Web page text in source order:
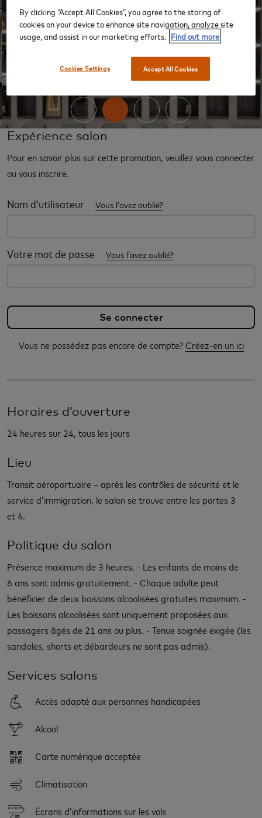
Expérience salon
Pour en savoir plus sur cette promotion, veuillez vous connecter
ou vous inscrire.
Nom d’utilisateur Vous l’avez oublié?
Votre mot de passe Vous l’avez oublié?
Vous ne possédez pas encore de compte? Créez-en un ici
Horaires d’ouverture
24 heures sur 24, tous les jours
Lieu
Transit aéroportuaire – après les contrôles de sécurité et le
service d’immigration, le salon se trouve entre les portes 3
et 4.
Politique du salon
Présence maximum de 3 heures. - Les enfants de moins de
6 ans sont admis gratuitement. - Chaque adulte peut
bénéficier de deux boissons alcoolisées gratuites maximum. -
Les boissons alcoolisées sont uniquement proposées aux
passagers âgés de 21 ans ou plus. - Tenue soignée exigée (les
sandales, shorts et débardeurs ne sont pas admis).
Services salons
Accès adapté aux personnes handicapées
Alcool
Carte numérique acceptée
Climatisation
Écrans d’informations sur les vols
By clicking “Accept All Cookies”, you agree to the storing of
cookies on your device to enhance site navigation, analyze site
usage, and assist in our marketing efforts. Find out more
Accept All Cookies
Cookies Settings